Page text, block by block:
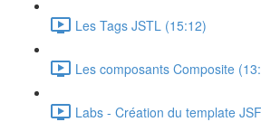
Les Tags JSTL (15:12)
Les composants Composite
Labs - Création du template